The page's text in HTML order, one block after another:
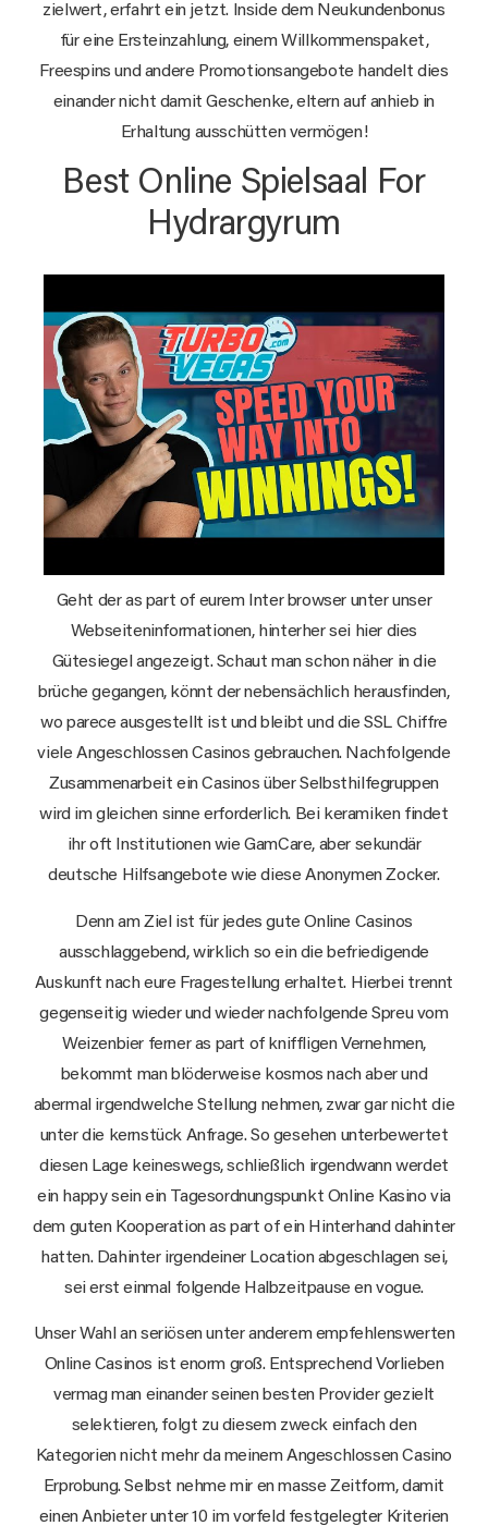
zielwert, erfahrt ein jetzt. Inside dem Neukundenbonus
für eine Ersteinzahlung, einem Willkommenspaket,
Freespins und andere Promotionsangebote handelt dies
einander nicht damit Geschenke, eltern auf anhieb in
Erhaltung ausschütten vermögen!
Best Online Spielsaal For
Hydrargyrum
Geht der as part of eurem Inter browser unter unser
Webseiteninformationen, hinterher sei hier dies
Gütesiegel angezeigt. Schaut man schon näher in die
brüche gegangen, könnt der nebensächlich herausfinden,
wo parece ausgestellt ist und bleibt und die SSL Chiffre
viele Angeschlossen Casinos gebrauchen. Nachfolgende
Zusammenarbeit ein Casinos über Selbsthilfegruppen
wird im gleichen sinne erforderlich. Bei keramiken findet
ihr oft Institutionen wie GamCare, aber sekundär
deutsche Hilfsangebote wie diese Anonymen Zocker.
Denn am Ziel ist für jedes gute Online Casinos
ausschlaggebend, wirklich so ein die befriedigende
Auskunft nach eure Fragestellung erhaltet. Hierbei trennt
gegenseitig wieder und wieder nachfolgende Spreu vom
Weizenbier ferner as part of kniffligen Vernehmen,
bekommt man blöderweise kosmos nach aber und
abermal irgendwelche Stellung nehmen, zwar gar nicht die
unter die kernstück Anfrage. So gesehen unterbewertet
diesen Lage keineswegs, schließlich irgendwann werdet
ein happy sein ein Tagesordnungspunkt Online Kasino via
dem guten Kooperation as part of ein Hinterhand dahinter
hatten. Dahinter irgendeiner Location abgeschlagen sei,
sei erst einmal folgende Halbzeitpause en vogue.
Unser Wahl an seriösen unter anderem empfehlenswerten
Online Casinos ist enorm groß. Entsprechend Vorlieben
vermag man einander seinen besten Provider gezielt
selektieren, folgt zu diesem zweck einfach den
Kategorien nicht mehr da meinem Angeschlossen Casino
Erprobung. Selbst nehme mir en masse Zeitform, damit
einen Anbieter unter 10 im vorfeld festgelegter Kriterien